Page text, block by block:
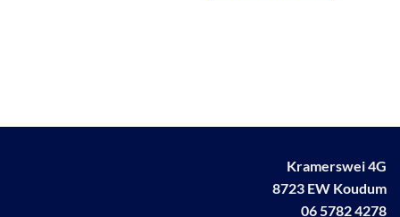
Kramerswei 4G
8723 EW Koudum
06 5782 4278